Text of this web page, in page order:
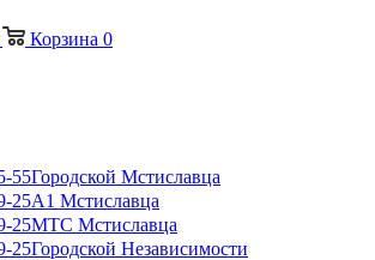
Корзина 0
55Городской Мстиславца
25A1 Мстиславца
25МТС Мстиславца
25Городской Независимости